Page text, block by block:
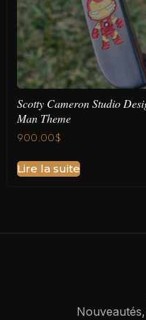
Scotty Cameron Studio
Man Theme
900.00$
Lire la suite